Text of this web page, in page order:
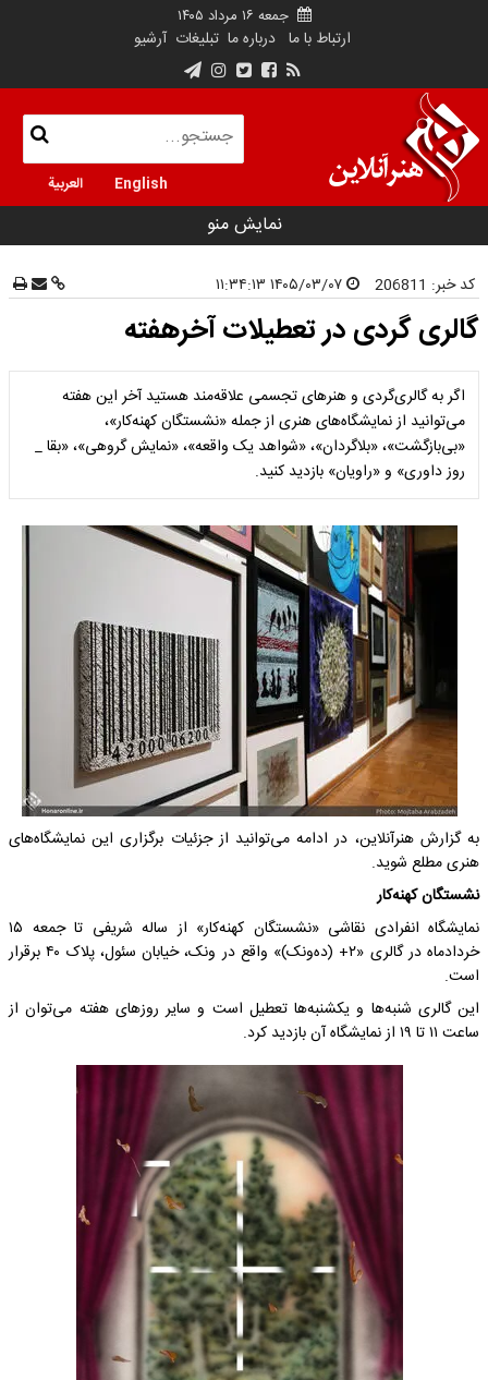
جمعه ۱۶ مرداد ۱۴۰۵
ارتباط با ما درباره ما تبلیغات آرشیو
English العربية
نمایش منو
کد خبر: 206811
گالری گردی در تعطیلات آخرهفته
اگر به گالری‌گردی و هنرهای تجسمی علاقه‌مند هستید آخر این هفته
می‌توانید از نمایشگاه‌های هنری از جمله «نشستگان کهنه‌کار»،
«بی‌بازگشت»، «بلاگردان»، «شواهد یک واقعه»، «نمایش گروهی»، «بقا _
روز داوری» و «راویان» بازدید کنید.
به گزارش هنرآنلاین، در ادامه می‌توانید از جزئیات برگزاری این نمایشگاه‌های
هنری مطلع شوید.
نشستگان کهنه‌کار
نمایشگاه انفرادی نقاشی «نشستگان کهنه‌کار» از ساله شریفی تا جمعه ۱۵
خردادماه در گالری «۲+ (ده‌ونک)» واقع در ونک، خیابان سئول، پلاک ۴۰ برقرار
است.
این گالری شنبه‌ها و یکشنبه‌ها تعطیل است و سایر روزهای هفته می‌توان از
ساعت ۱۱ تا ۱۹ از نمایشگاه آن بازدید کرد.